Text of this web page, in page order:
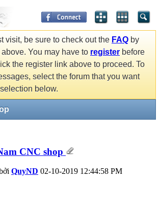
visit, be sure to check out the FAQ by
You may have to register before
the register link above to proceed. To
select the forum that you want
below.
CNC shop
QuyND 02-10-2019 12:44:58 PM